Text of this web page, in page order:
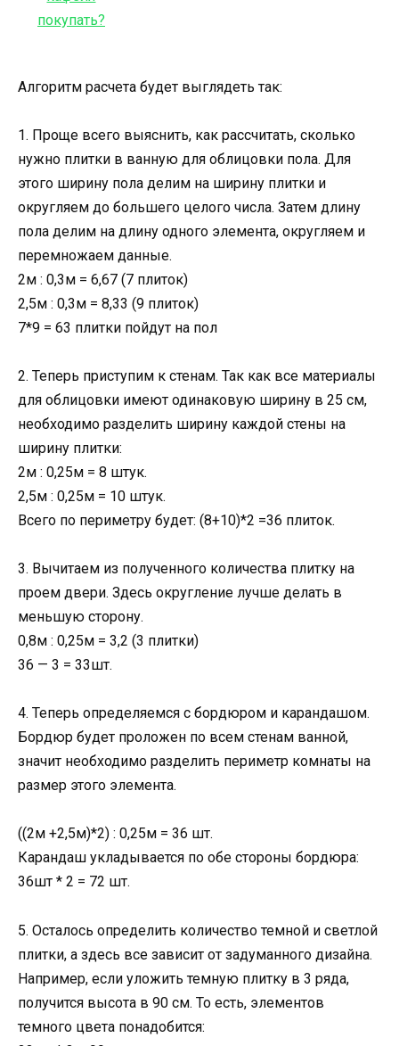
Алгоритм расчета будет выглядеть так:
1. Проще всего выяснить, как рассчитать, сколько
нужно плитки в ванную для облицовки пола. Для
этого ширину пола делим на ширину плитки и
округляем до большего целого числа. Затем длину
пола делим на длину одного элемента, округляем и
перемножаем данные.
2м : 0,3м = 6,67 (7 плиток)
2,5м : 0,3м = 8,33 (9 плиток)
7*9 = 63 плитки пойдут на пол
2. Теперь приступим к стенам. Так как все материалы
для облицовки имеют одинаковую ширину в 25 см,
необходимо разделить ширину каждой стены на
ширину плитки:
2м : 0,25м = 8 штук.
2,5м : 0,25м = 10 штук.
Всего по периметру будет: (8+10)*2 =36 плиток.
3. Вычитаем из полученного количества плитку на
проем двери. Здесь округление лучше делать в
меньшую сторону.
0,8м : 0,25м = 3,2 (3 плитки)
36 — 3 = 33шт.
4. Теперь определяемся с бордюром и карандашом.
Бордюр будет проложен по всем стенам ванной,
значит необходимо разделить периметр комнаты на
размер этого элемента.
((2м +2,5м)*2) : 0,25м = 36 шт.
Карандаш укладывается по обе стороны бордюра:
36шт * 2 = 72 шт.
5. Осталось определить количество темной и светлой
плитки, а здесь все зависит от задуманного дизайна.
Например, если уложить темную плитку в 3 ряда,
получится высота в 90 см. То есть, элементов
темного цвета понадобится: